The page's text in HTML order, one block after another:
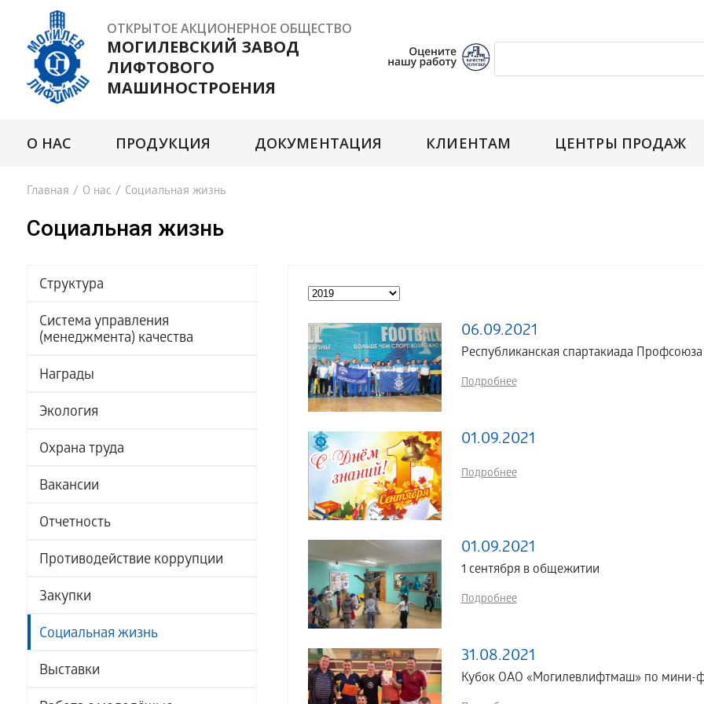
ОТКРЫТОЕ АКЦИОНЕРНОЕ ОБЩЕСТВО
МОГИЛЕВСКИЙ ЗАВОД
ЛИФТОВОГО
МАШИНОСТРОЕНИЯ
О НАС ПРОДУКЦИЯ ДОКУМЕНТАЦИЯ КЛИЕНТАМ ЦЕНТРЫ ПРОДАЖ
Главная / О нас / Социальная жизнь
Социальная жизнь
Структура
Система управления
(менеджмента) качества
Награды
Экология
Охрана труда
Вакансии
Отчетность
Противодействие коррупции
Закупки
Социальная жизнь
Выставки
06.09.2021
Республиканская спартакиада
Подробнее
01.09.2021
Подробнее
01.09.2021
1 сентября в общежитии
Подробнее
31.08.2021
Кубок ОАО «Могилевлифтмаш» по мини-